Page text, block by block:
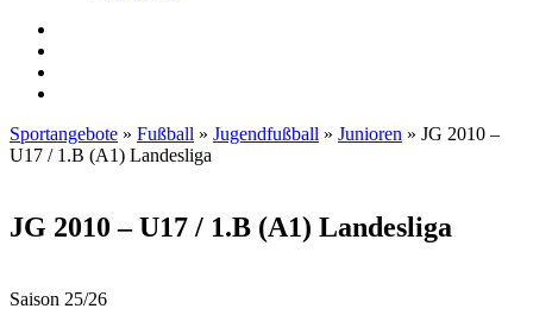
Sportangebote » Fußball » Jugendfußball » Junioren » JG 2010 –
U17 / 1.B (A1) Landesliga
JG 2010 – U17 / 1.B (A1) Landesliga
Saison 25/26